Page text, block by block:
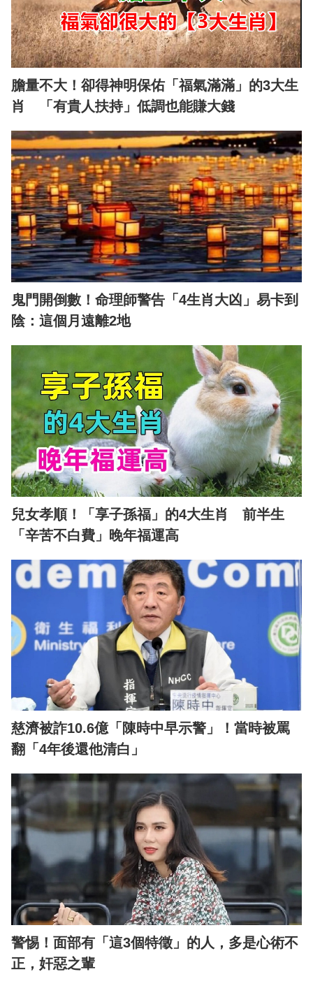
膽量不大！卻得神明保佑「福氣滿滿」的3大生
肖 「有貴人扶持」低調也能賺大錢
鬼門開倒數！命理師警告「4生肖大凶」易卡到
陰：這個月遠離2地
兒女孝順！「享子孫福」的4大生肖 前半生
「辛苦不白費」晚年福運高
慈濟被詐10.6億「陳時中早示警」！當時被罵
翻「4年後還他清白」
警惕！面部有「這3個特徵」的人，多是心術不
正，奸惡之輩